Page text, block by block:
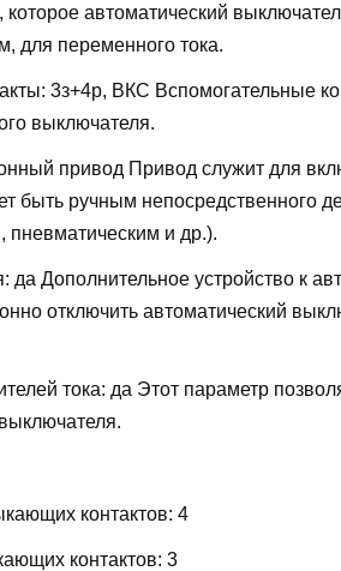
которое автоматический
для переменного тока.
3з+4р, ВКС Вспомогательные
выключателя.
привод Привод служит для
быть ручным непосредственного
пневматическим и др.).
да Дополнительное устройство к
отключить автоматический
тока: да Этот параметр
контактов: 4
контактов: 3